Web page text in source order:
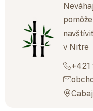
v Nitre